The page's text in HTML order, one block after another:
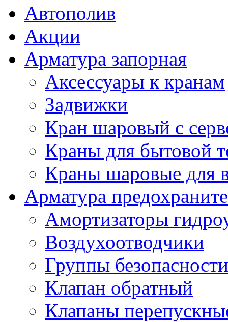
Автополив
Акции
Арматура запорная
Аксессуары к кранам
Задвижки
Кран шаровый с
Краны для бытовой
Краны шаровые для
Арматура
Амортизаторы
Воздухоотводчики
Группы безопасности
Клапан обратный
Клапаны